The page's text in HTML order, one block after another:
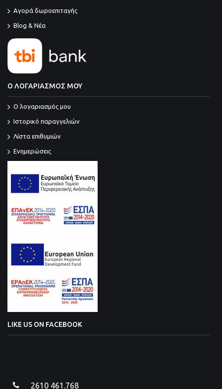
Αγορά δωροεπιταγής
Blog & Νέα
Ο ΛΟΓΑΡΙΑΣΜΟΣ ΜΟΥ
O λογαριασμός μου
Ιστορικό παραγγελιών
Λίστα επιθυμιών
Ενημερώσεις
LIKE US ON FACEBOOK
2610 461.768